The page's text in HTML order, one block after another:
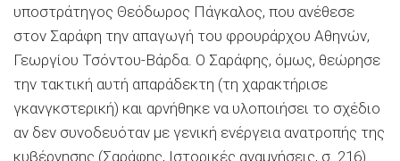
υποστράτηγος Θεόδωρος Πάγκαλος, που ανέθεσε
στον Σαράφη την απαγωγή του φρουράρχου Αθηνών,
Γεωργίου Τσόντου-Βάρδα. Ο Σαράφης, όμως, θεώρησε
την τακτική αυτή απαράδεκτη (τη χαρακτήρισε
γκανγκστερική) και αρνήθηκε να υλοποιήσει το σχέδιο
αν δεν συνοδευόταν με γενική ενέργεια ανατροπής της
κυβέρνησης (Σαράφης, Ιστορικές αναμνήσεις, σ. 216).